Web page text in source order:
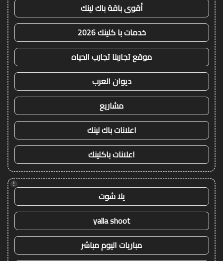
أقوى باقة باك لينك
خدمات با كلينك 2026
موقع تجاربنا تجارب الحياه
ديوان العرب
مشاريع
اعلانات باك لينك
اعلانات باكلينك
!
يلا شوت
yalla shoot
مباريات اليوم مباشر